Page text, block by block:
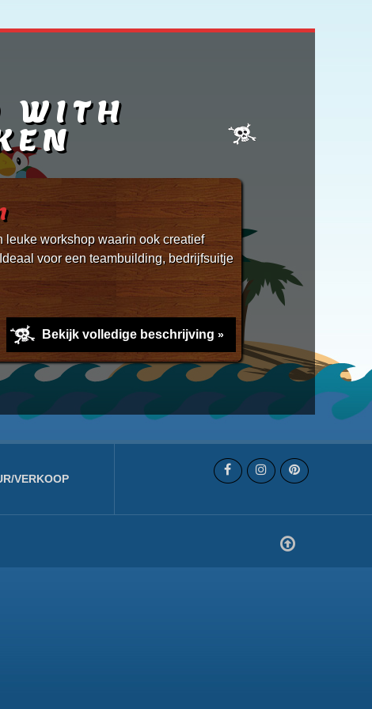
WITH
workshop waarin ook creatief
voor een teambuilding, bedrijfsuitje
Bekijk volledige beschrijving
VERKOOP